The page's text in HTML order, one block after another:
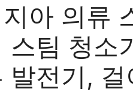
아 의류
스팀 청소
발전기,